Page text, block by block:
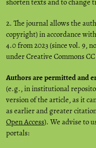
2. The journal allows the
copyright) in accordance
4.0 from 2023 (since vol. 9,
under Creative Commons
Authors are permitted and
(e.g., in institutional
version of the article, as it
as earlier and greater
Open Access). We advise to
portals: